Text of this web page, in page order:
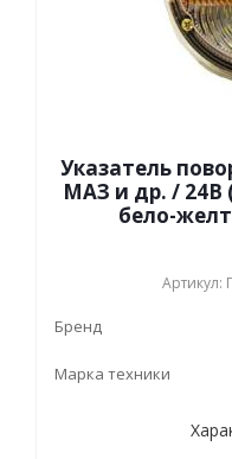
Указатель
МАЗ и др. / 24В
бело-
Артикул:
Бренд
Марка техники